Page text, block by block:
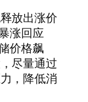
放出涨价
涨回应
价格飙
尽量通过
，降低消